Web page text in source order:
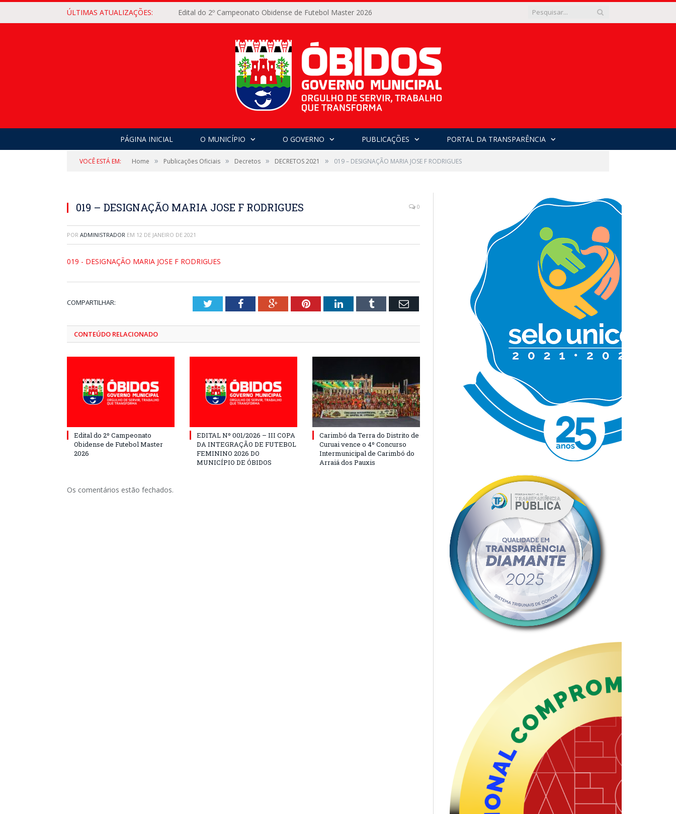
ÚLTIMAS ATUALIZAÇÕES: Edital do 2º Campeonato Obidense de Futebol Master 2026
PÁGINA INICIAL O MUNICÍPIO O GOVERNO PUBLICAÇÕES PORTAL DA TRANSPARÊNCIA
VOCÊ ESTÁ EM: Home » Publicações Oficiais » Decretos » DECRETOS 2021 » 019 – DESIGNAÇÃO MARIA JOSE F RODRIGUES
019 – DESIGNAÇÃO MARIA JOSE F RODRIGUES 0
POR ADMINISTRADOR EM 12 DE JANEIRO DE 2021
019 - DESIGNAÇÃO MARIA JOSE F RODRIGUES
COMPARTILHAR: TwitterFacebookGoogle+PinterestLinkedInTumblr Email
CONTEÚDO RELACIONADO
Edital do 2º Campeonato
Obidense de Futebol Master
2026
EDITAL Nº 001/2026 – III COPA
DA INTEGRAÇÃO DE FUTEBOL
FEMININO 2026 DO
MUNICÍPIO DE ÓBIDOS
Carimbó da Terra do Distrito de
Curuai vence o 4º Concurso
Intermunicipal de Carimbó do
Arraiá dos Pauxis
Os comentários estão fechados.